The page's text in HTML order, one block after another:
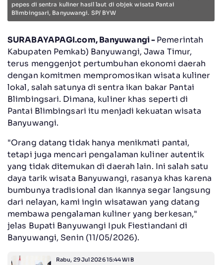
pepes di sentra kuliner hasil laut di objek wisata Pantai
Blimbingsari, Banyuwangi. SP/ BYW
SURABAYAPAGI.com, Banyuwangi -Pemerintah
Kabupaten Pemkab) Banyuwangi, Jawa Timur,
terus menggenjot pertumbuhan ekonomi daerah
dengan komitmen mempromosikan wisata kuliner
lokal, salah satunya di sentra ikan bakar Pantai
Blimbingsari. Dimana, kuliner khas seperti di
Pantai Blimbingsari itu menjadi kekuatan wisata
Banyuwangi.
"Orang datang tidak hanya menikmati pantai,
tetapi juga mencari pengalaman kuliner autentik
yang tidak ditemukan di daerah lain. Ini salah satu
daya tarik wisata Banyuwangi, rasanya khas karena
bumbunya tradisional dan ikannya segar langsung
dari nelayan, kami ingin wisatawan yang datang
membawa pengalaman kuliner yang berkesan,"
jelas Bupati Banyuwangi Ipuk Fiestiandani di
Banyuwangi, Senin (11/05/2026).
Rabu, 29 Jul 2026 15:44 WIB